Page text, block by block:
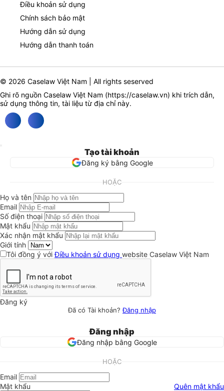
Điều khoản sử dụng
Chính sách bảo mật
Hướng dẫn sử dụng
Hướng dẫn thanh toán
© 2026 Caselaw Việt Nam | All rights seserved
Ghi rõ nguồn Caselaw Việt Nam (https://caselaw.vn) khi trích dẫn,
sử dụng thông tin, tài liệu từ địa chỉ này.
Tạo tài khoản
Đăng ký bằng Google
HOẶC
Họ và tên
Email
Số điện thoại
Mật khẩu
Xác nhận mật khẩu
Giới tính
Tôi đồng ý vớiĐiều khoản sử dụng website Caselaw Việt Nam
Đăng ký
Đã có Tài khoản?Đăng nhập
Đăng nhập
Đăng nhập bằng Google
HOẶC
Email
Mật khẩu
Quên mật khẩu